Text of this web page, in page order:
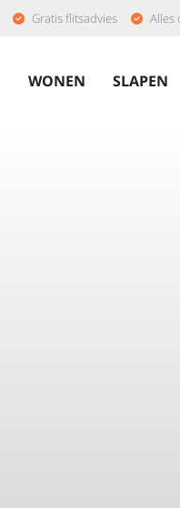
Gratis flitsadvies Alles
WONEN SLAPEN